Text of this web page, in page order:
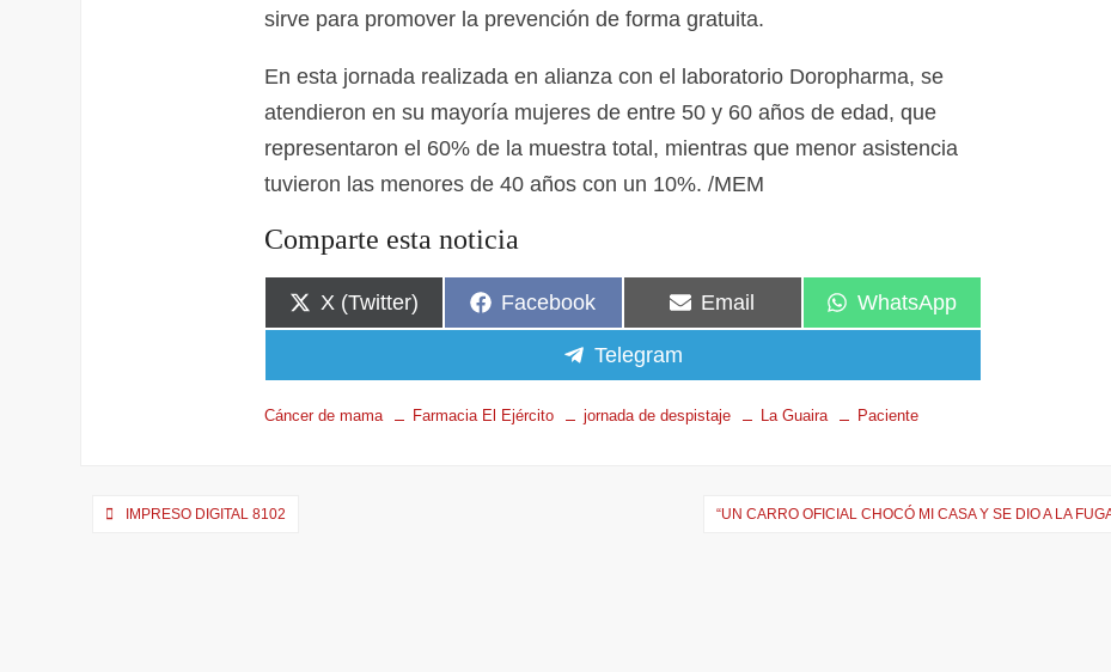
sirve para promover la prevención de forma gratuita.
En esta jornada realizada en alianza con el laboratorio Doropharma, se
atendieron en su mayoría mujeres de entre 50 y 60 años de edad, que
representaron el 60% de la muestra total, mientras que menor asistencia
tuvieron las menores de 40 años con un 10%. /MEM
Comparte esta noticia
X (Twitter) Facebook Email WhatsApp
Telegram
Cáncer de mama Farmacia El Ejército jornada de despistaje La Guaira Paciente
IMPRESO DIGITAL 8102 “UN CARRO OFICIAL CHOCÓ MI CASA Y SE DIO A LA